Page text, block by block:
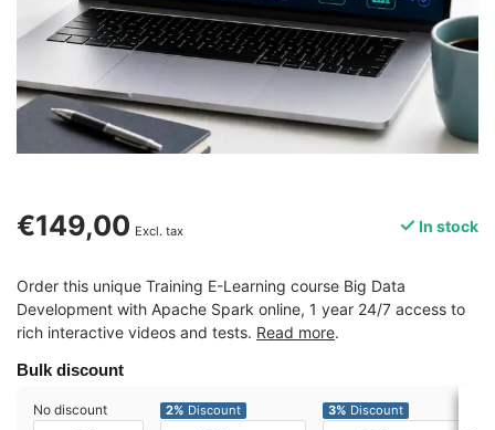
€149,00 Excl. tax In stock
Order this unique Training E-Learning course Big Data
Development with Apache Spark online, 1 year 24/7 access to
rich interactive videos and tests. Read more.
Bulk discount
No discount 2% Discount 3% Discount